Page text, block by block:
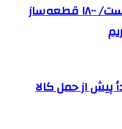
بازار قطعه‌سازی رقابتی است/ ۱۸۰۰ قطعه‌ساز
پیش از حمل کالا